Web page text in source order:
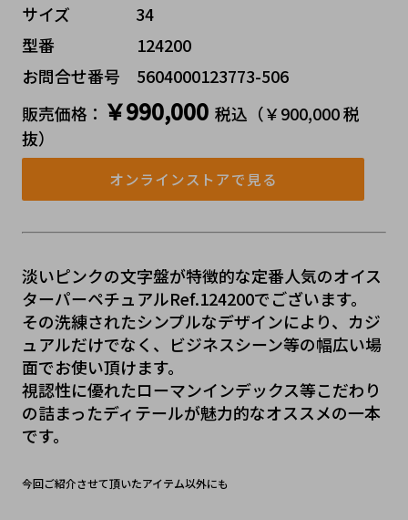
サイズ    34
型番     124200
お問合せ番号 5604000123773-506
販売価格： ￥990,000 税込（￥900,000 税
抜）
オンラインストアで見る
淡いピンクの文字盤が特徴的な定番人気のオイス
ターパーペチュアルRef.124200でございます。
その洗練されたシンプルなデザインにより、カジ
ュアルだけでなく、ビジネスシーン等の幅広い場
面でお使い頂けます。
視認性に優れたローマンインデックス等こだわり
の詰まったディテールが魅力的なオススメの一本
です。
今回ご紹介させて頂いたアイテム以外にも